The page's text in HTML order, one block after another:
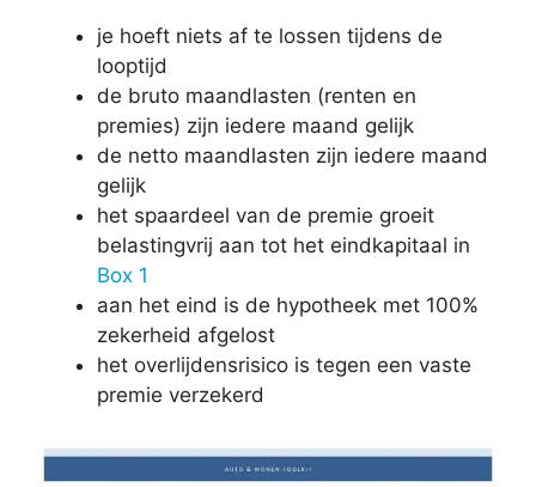
je hoeft niets af te lossen tijdens de
looptijd
de bruto maandlasten (renten en
premies) zijn iedere maand gelijk
de netto maandlasten zijn iedere maand
gelijk
het spaardeel van de premie groeit
belastingvrij aan tot het eindkapitaal in
Box 1
aan het eind is de hypotheek met 100%
zekerheid afgelost
het overlijdensrisico is tegen een vaste
premie verzekerd